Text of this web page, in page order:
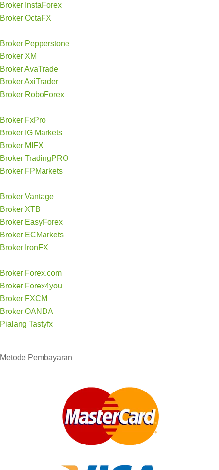
Broker InstaForex
Broker OctaFX
Broker Pepperstone
Broker XM
Broker AvaTrade
Broker AxiTrader
Broker RoboForex
Broker FxPro
Broker IG Markets
Broker MIFX
Broker TradingPRO
Broker FPMarkets
Broker Vantage
Broker XTB
Broker EasyForex
Broker ECMarkets
Broker IronFX
Broker Forex.com
Broker Forex4you
Broker FXCM
Broker OANDA
Pialang Tastyfx
Metode Pembayaran